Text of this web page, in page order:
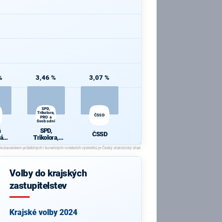
3,46 %
SPD,
Trikolora,
PRO a
Svobodní
SPD,
Trikolora,
PRO a
Svobodní
3,07 %
ČSSD
ČSSD
Volby do krajských
zastupitelstev
Krajské volby 2024